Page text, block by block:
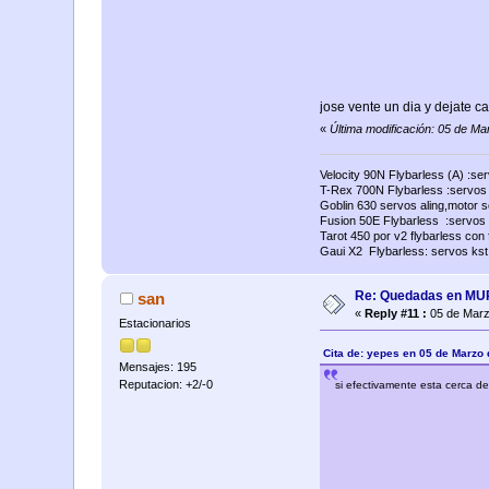
jose vente un dia y dejate
« Última modificación: 05 de
Velocity 90N Flybarless (A)
T-Rex 700N Flybarless
Goblin 630 servos aling,motor
Fusion 50E Flybarless :servos
Tarot 450 por v2 flybarless con
Gaui X2 Flybarless: servos kst
san
Estacionarios
Mensajes: 195
Reputacion: +2/-0
Re: Quedadas en
«Reply #11 : 05 de
Cita de: yepes en 05 de Marzo
si efectivamente esta cerca